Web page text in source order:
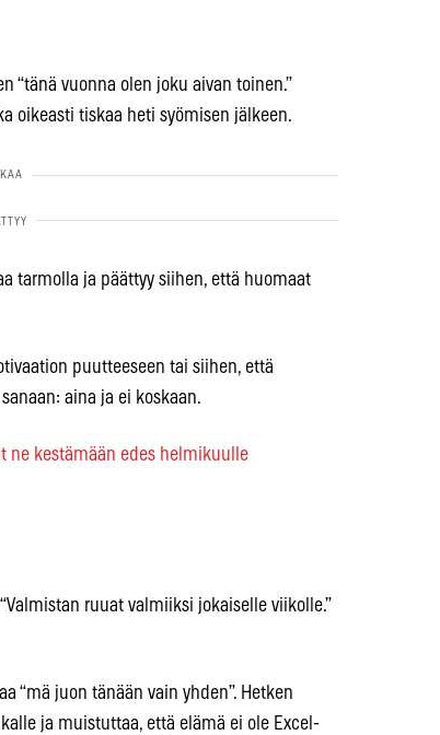
“tänä vuonna olen joku aivan toinen.”
oikeasti tiskaa heti syömisen jälkeen.
tarmolla ja päättyy siihen, että huomaat
puutteeseen tai siihen, että
aina ja ei koskaan.
ne kestämään edes helmikuulle
ruuat valmiiksi jokaiselle viikolle.”
“mä juon tänään vain yhden”. Hetken
ja muistuttaa, että elämä ei ole Excel-